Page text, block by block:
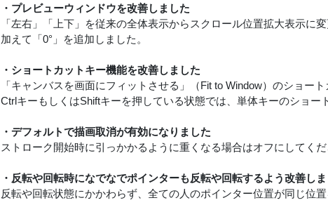
・プレビューウィンドウを改善しました
「左右」「上下」を従来の全体表示からスクロール位置拡大表示に変
加えて「0°」を追加しました。
・ショートカットキー機能を改善しました
「キャンバスを画面にフィットさせる」（Fit to Window）のショー
CtrlキーもしくはShiftキーを押している状態では、単体キーのショー
・デフォルトで描画取消が有効になりました
ストローク開始時に引っかかるように重くなる場合はオフにしてくだ
・反転や回転時になでなでポインターも反転や回転するよう改善し
反転や回転状態にかかわらず、全ての人のポインター位置が同じ位置